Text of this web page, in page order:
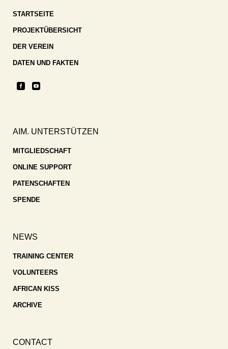
STARTSEITE
PROJEKTÜBERSICHT
DER VEREIN
DATEN UND FAKTEN
AIM. UNTERSTÜTZEN
MITGLIEDSCHAFT
ONLINE SUPPORT
PATENSCHAFTEN
SPENDE
NEWS
TRAINING CENTER
VOLUNTEERS
AFRICAN KISS
ARCHIVE
CONTACT